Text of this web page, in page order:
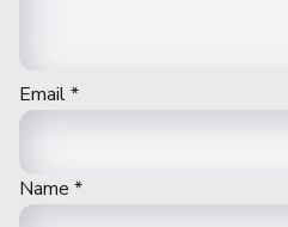
Email*
Name *